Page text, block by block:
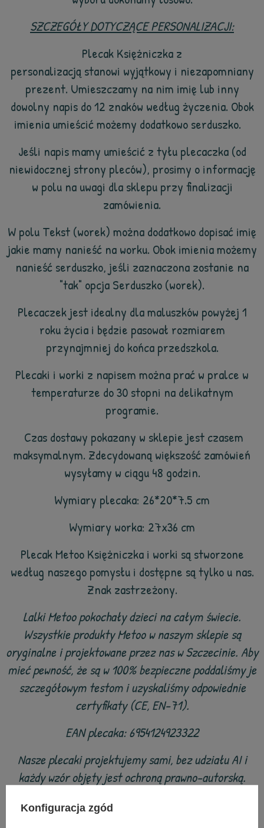
SZCZEGÓŁY DOTYCZĄCE PERSONALIZACJI:
Plecak Księżniczka z
personalizacją stanowi wyjątkowy i niezapomniany
prezent. Umieszczamy na nim imię lub inny
dowolny napis do 12 znaków według życzenia. Obok
imienia umieścić możemy dodatkowo serduszko.
Jeśli napis mamy umieścić z tyłu plecaczka (od
niewidocznej strony pleców), prosimy o informację
w polu na uwagi dla sklepu przy finalizacji
zamówienia.
W polu Tekst (worek) można dodatkowo dopisać imię
jakie mamy nanieść na worku. Obok imienia możemy
nanieść serduszko, jeśli zaznaczona zostanie na
"tak" opcja Serduszko (worek).
Plecaczek jest idealny dla maluszków powyżej 1
roku życia i będzie pasował rozmiarem
przynajmniej do końca przedszkola.
Plecaki i worki z napisem można prać w pralce w
temperaturze do 30 stopni na delikatnym
programie.
Czas dostawy pokazany w sklepie jest czasem
maksymalnym. Zdecydowaną większość zamówień
wysyłamy w ciągu 48 godzin.
Wymiary plecaka: 26*20*7.5 cm
Wymiary worka: 27x36 cm
Plecak Metoo Księżniczka i worki są stworzone
według naszego pomysłu i dostępne są tylko u nas.
Znak zastrzeżony.
Lalki Metoo pokochały dzieci na całym świecie.
Wszystkie produkty Metoo w naszym sklepie są
oryginalne i projektowane przez nas w Szczecinie. Aby
mieć pewność, że są w 100% bezpieczne poddaliśmy je
szczegółowym testom i uzyskaliśmy odpowiednie
certyfikaty (CE, EN-71).
EAN plecaka: 6954124923322
Nasze plecaki projektujemy sami, bez udziału AI i
każdy wzór objęty jest ochroną prawno-autorską.
Nasze przytulanki i plecaki należy używać pod
Konfiguracja zgód